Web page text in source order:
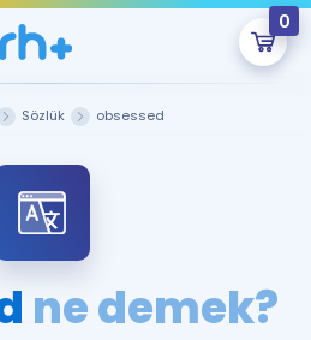
0
Şu An Boş.
hazırlayacak onlarca eğitim seni
bekliyor!
Sözlük obsessed
ne demek?